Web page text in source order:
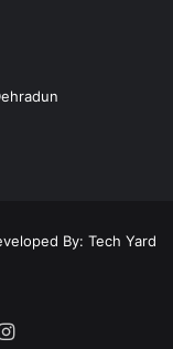
By: Tech Yard
Instagram